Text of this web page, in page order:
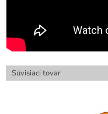
Súvisiaci tovar